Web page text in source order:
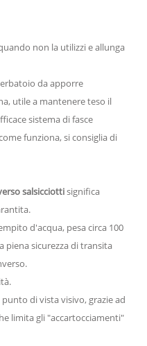
non la utilizzi e allunga
da apporre
utile a mantenere teso il
sistema di fasce
funziona, si consiglia di
salsicciottisignifica
d'acqua, pesa circa 100
piena sicurezza di transita
di vista visivo, grazie ad
limita gli "accartocciamenti"